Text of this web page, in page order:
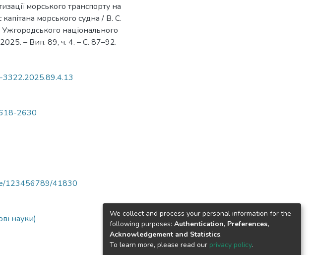
морського транспорту на
морського судна / В. С.
національного
– Вип. 89, ч. 4. – С. 87–92.
2630
123456789/41830
науки)
We collect and process your personal information for the
following purposes: Authentication, Preferences,
Acknowledgement and Statistics.
To learn more, please read our privacy policy.